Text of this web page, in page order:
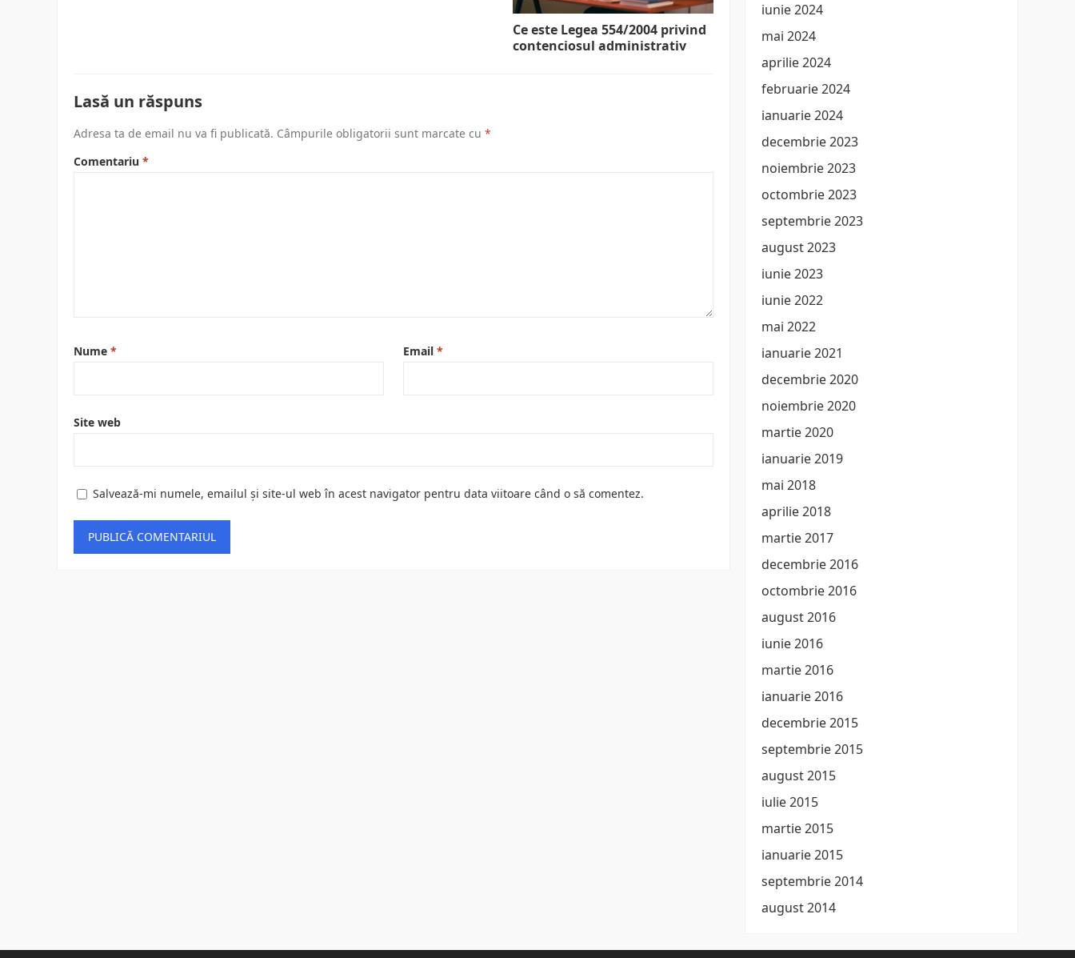
Ce este Legea 554/2004 privind
contenciosul administrativ
Lasă un răspuns
Adresa ta de email nu va fi publicată. Câmpurile obligatorii sunt marcate cu *
Comentariu *
Nume * Email *
Site web
Salvează-mi numele, emailul și site-ul web în acest navigator pentru data viitoare când o să comentez.
iunie 2024
mai 2024
aprilie 2024
februarie 2024
ianuarie 2024
decembrie 2023
noiembrie 2023
octombrie 2023
septembrie 2023
august 2023
iunie 2023
iunie 2022
mai 2022
ianuarie 2021
decembrie 2020
noiembrie 2020
martie 2020
ianuarie 2019
mai 2018
aprilie 2018
martie 2017
decembrie 2016
octombrie 2016
august 2016
iunie 2016
martie 2016
ianuarie 2016
decembrie 2015
septembrie 2015
august 2015
iulie 2015
martie 2015
ianuarie 2015
septembrie 2014
august 2014